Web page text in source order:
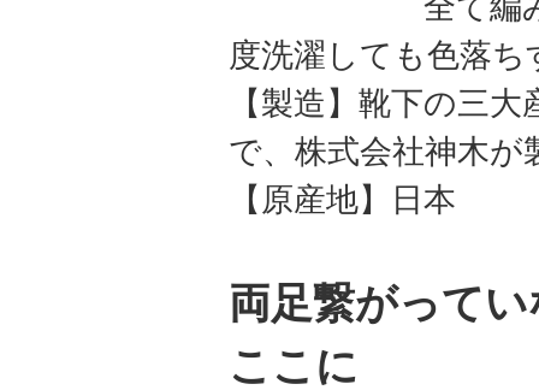
度洗濯しても色落
【製造】靴下の三
で、株式会社神木が
【原産地】日本
両足繋がって
ここに